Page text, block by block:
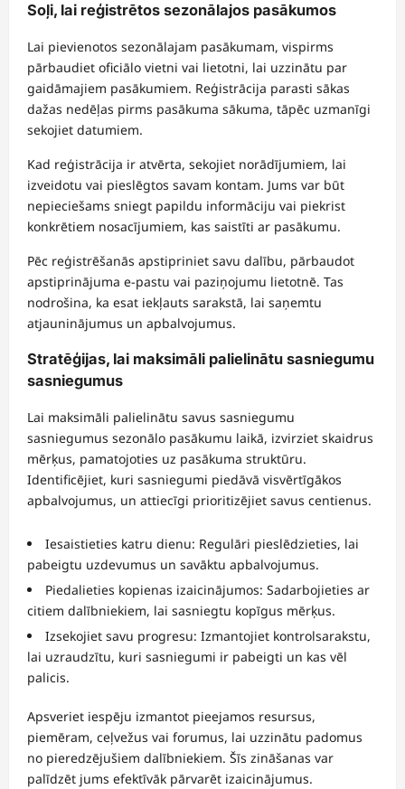
Soļi, lai reģistrētos sezonālajos pasākumos
Lai pievienotos sezonālajam pasākumam, vispirms
pārbaudiet oficiālo vietni vai lietotni, lai uzzinātu par
gaidāmajiem pasākumiem. Reģistrācija parasti sākas
dažas nedēļas pirms pasākuma sākuma, tāpēc uzmanīgi
sekojiet datumiem.
Kad reģistrācija ir atvērta, sekojiet norādījumiem, lai
izveidotu vai pieslēgtos savam kontam. Jums var būt
nepieciešams sniegt papildu informāciju vai piekrist
konkrētiem nosacījumiem, kas saistīti ar pasākumu.
Pēc reģistrēšanās apstipriniet savu dalību, pārbaudot
apstiprinājuma e-pastu vai paziņojumu lietotnē. Tas
nodrošina, ka esat iekļauts sarakstā, lai saņemtu
atjauninājumus un apbalvojumus.
Stratēģijas, lai maksimāli palielinātu sasniegumu
sasniegumus
Lai maksimāli palielinātu savus sasniegumu
sasniegumus sezonālo pasākumu laikā, izvirziet skaidrus
mērķus, pamatojoties uz pasākuma struktūru.
Identificējiet, kuri sasniegumi piedāvā visvērtīgākos
apbalvojumus, un attiecīgi prioritizējiet savus centienus.
Iesaistieties katru dienu: Regulāri pieslēdzieties, lai
pabeigtu uzdevumus un savāktu apbalvojumus.
Piedalieties kopienas izaicinājumos: Sadarbojieties ar
citiem dalībniekiem, lai sasniegtu kopīgus mērķus.
Izsekojiet savu progresu: Izmantojiet kontrolsarakstu,
lai uzraudzītu, kuri sasniegumi ir pabeigti un kas vēl
palicis.
Apsveriet iespēju izmantot pieejamos resursus,
piemēram, ceļvežus vai forumus, lai uzzinātu padomus
no pieredzējušiem dalībniekiem. Šīs zināšanas var
palīdzēt jums efektīvāk pārvarēt izaicinājumus.